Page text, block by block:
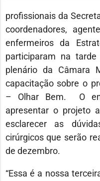
profissionais da
coordenadores,
enfermeiros da
participaram na
plenário da Câmara
capacitação sobre o
– Olhar Bem. O
apresentar o projeto
esclarecer as
cirúrgicos que serão
de dezembro.
“Essa é a nossa